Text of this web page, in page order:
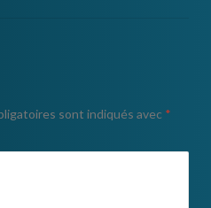
sont indiqués avec *